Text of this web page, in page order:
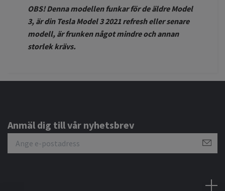
OBS! Denna modellen funkar för de äldre Model
3, är din Tesla Model 3 2021 refresh eller senare
modell, är frunken något mindre och annan
storlek krävs.
Anmäl dig till vår nyhetsbrev